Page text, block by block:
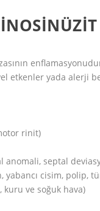
etkenler yada alerji
rinit)
septal
yabancı cisim, polip,
ve soğuk hava)